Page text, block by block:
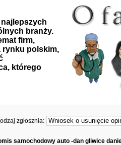
branży.
firm,
rynku polskim,
którego
zgłosznia:
samochodowy auto -dan gliwice